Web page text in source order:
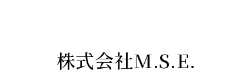
株式会社M.S.E.